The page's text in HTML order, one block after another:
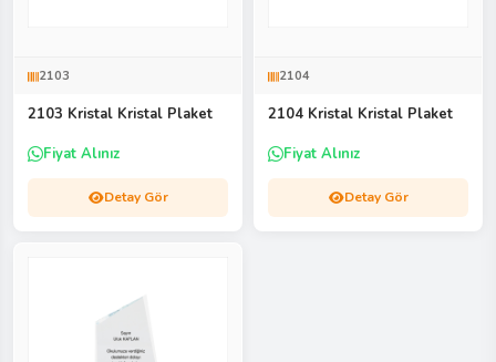
2103
2103 Kristal Kristal Plaket
Fiyat Alınız
Detay Gör
2104
2104 Kristal Kristal Plaket
Fiyat Alınız
Detay Gör